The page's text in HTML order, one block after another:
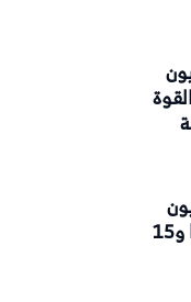
«القوة
أطلقوا نحو 20 صاروخًا بالستيًا و15